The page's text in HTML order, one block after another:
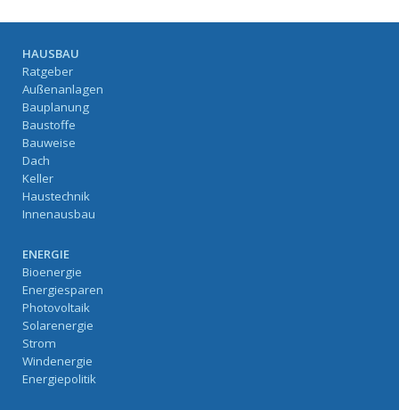
HAUSBAU
Ratgeber
Außenanlagen
Bauplanung
Baustoffe
Bauweise
Dach
Keller
Haustechnik
Innenausbau
ENERGIE
Bioenergie
Energiesparen
Photovoltaik
Solarenergie
Strom
Windenergie
Energiepolitik